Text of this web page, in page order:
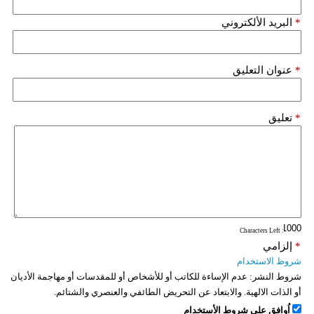
البريد الألكتروني *
عنوان التعليق *
تعليق *
: Characters Left
إلزامي *
شروط الاستخدام
شروط النشر: عدم الإساءة للكاتب أو للأشخاص أو للمقدسات أو مهاجمة الأديان
أو الذات الالهية. والابتعاد عن التحريض الطائفي والعنصري والشتائم.
اُوافق على شروط الأستخدام